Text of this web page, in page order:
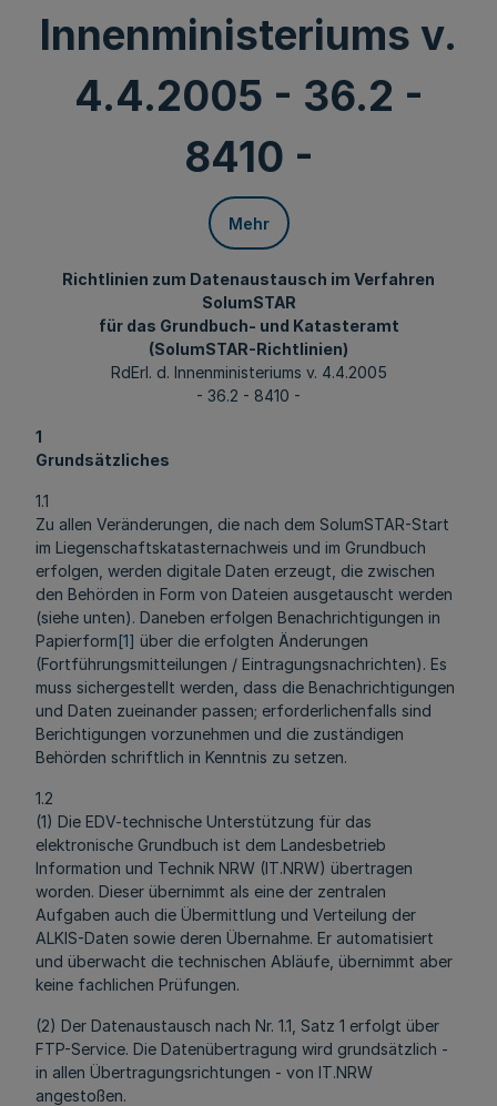
Innenministeriums v.
4.4.2005 - 36.2 -
8410 -
Mehr
Richtlinien zum Datenaustausch im Verfahren
SolumSTAR
für das Grundbuch- und Katasteramt
(SolumSTAR-Richtlinien)
RdErl. d. Innenministeriums v. 4.4.2005
- 36.2 - 8410 -
1
Grundsätzliches
1.1
Zu allen Veränderungen, die nach dem SolumSTAR-Start
im Liegenschaftskatasternachweis und im Grundbuch
erfolgen, werden digitale Daten erzeugt, die zwischen
den Behörden in Form von Dateien ausgetauscht werden
(siehe unten). Daneben erfolgen Benachrichtigungen in
Papierform[1] über die erfolgten Änderungen
(Fortführungsmitteilungen / Eintragungsnachrichten). Es
muss sichergestellt werden, dass die Benachrichtigungen
und Daten zueinander passen; erforderlichenfalls sind
Berichtigungen vorzunehmen und die zuständigen
Behörden schriftlich in Kenntnis zu setzen.
1.2
(1) Die EDV-technische Unterstützung für das
elektronische Grundbuch ist dem Landesbetrieb
Information und Technik NRW (IT.NRW) übertragen
worden. Dieser übernimmt als eine der zentralen
Aufgaben auch die Übermittlung und Verteilung der
ALKIS-Daten sowie deren Übernahme. Er automatisiert
und überwacht die technischen Abläufe, übernimmt aber
keine fachlichen Prüfungen.
(2) Der Datenaustausch nach Nr. 1.1, Satz 1 erfolgt über
FTP-Service. Die Datenübertragung wird grundsätzlich -
in allen Übertragungsrichtungen - von IT.NRW
angestoßen.